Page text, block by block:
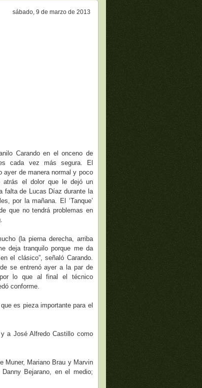
sábado, 9 de marzo de 2013
Carando en el onceno de
cada vez más segura. El
ayer de manera normal y poco
atrás el dolor que le dejó un
falta de Lucas Díaz durante la
por la mañana. El ‘Tanque’
que no tendrá problemas en
(la pierna derecha, arriba
deja tranquilo porque me da
el clásico”, señaló Carando.
se entrenó ayer a la par de
lo que al final el técnico
conforme.
es pieza importante para el
a José Alfredo Castillo como
Muner, Mariano Brau y Marvin
Bejarano, en el medio;